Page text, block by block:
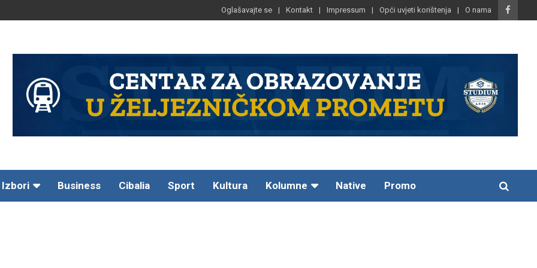
Oglašavajte se Kontakt Impressum Opći uvjeti korištenja O nama
Izbori Business Cibalia Sport Kultura Kolumne Native Promo